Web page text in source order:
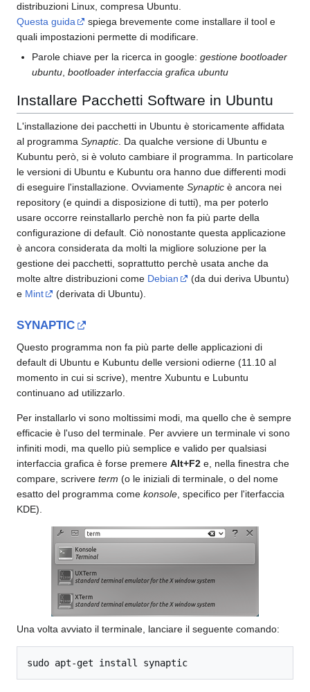
distribuzioni Linux, compresa Ubuntu.
Questa guida
spiega brevemente come installare il tool e
quali impostazioni permette di modificare.
Parole chiave per la ricerca in google:gestione bootloader
ubuntu,bootloader interfaccia grafica ubuntu
Installare Pacchetti Software in Ubuntu
L'installazione dei pacchetti in Ubuntu è storicamente affidata
al programma Synaptic . Da qualche versione di Ubuntu e
Kubuntu però, si è voluto cambiare il programma. In particolare
le versioni di Ubuntu e Kubuntu ora hanno due differenti modi
di eseguire l'installazione. Ovviamente Synaptic è ancora nei
repository (e quindi a disposizione di tutti), ma per poterlo
usare occorre reinstallarlo perchè non fa più parte della
configurazione di default. Ciò nonostante questa applicazione
è ancora considerata da molti la migliore soluzione per la
gestione dei pacchetti, soprattutto perchè usata anche da
molte altre distribuzioni come Debian
(da dui deriva Ubuntu)
e Mint (derivata di Ubuntu).
SYNAPTIC
Questo programma non fa più parte delle applicazioni di
default di Ubuntu e Kubuntu delle versioni odierne (11.10 al
momento in cui si scrive), mentre Xubuntu e Lubuntu
continuano ad utilizzarlo.
Per installarlo vi sono moltissimi modi, ma quello che è sempre
efficacie è l'uso del terminale. Per avviere un terminale vi sono
infiniti modi, ma quello più semplice e valido per qualsiasi
interfaccia grafica è forse premere Alt+F2 e, nella finestra che
compare, scrivere term (o le iniziali di terminale, o del nome
esatto del programma come konsole , specifico per l'iterfaccia
KDE).
Una volta avviato il terminale, lanciare il seguente comando:
sudo apt-get install synaptic